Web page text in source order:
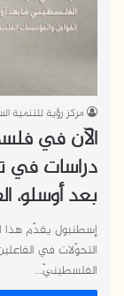
مركز رؤية للتنمية
الآن في
دراسات في
بعد أوسلو،
إسطنبول يقدّم هذا
التحوّلات في
الفلسطينيّ.…